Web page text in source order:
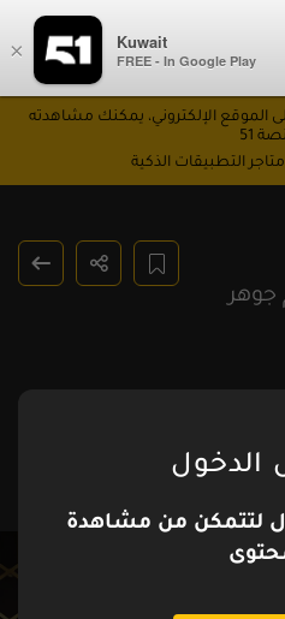
× Kuwait
FREE - In Google Play
الموقع الإلكتروني، يمكنك مشاهدته
51
الدخول
لتتمكن من مشاهدة